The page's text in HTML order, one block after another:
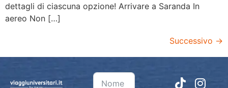
dettagli di ciascuna opzione! Arrivare a Saranda In
aereo Non […]
Successivo →